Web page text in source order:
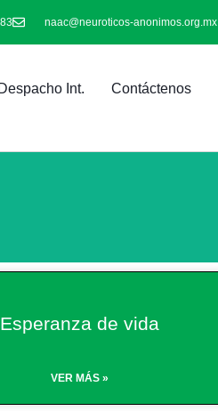
naac@neuroticos-anonimos.org.mx
Despacho Int. Contáctenos
Esperanza de vida
VER MÁS »